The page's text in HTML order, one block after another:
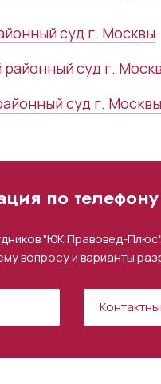
суд г. Москвы
районный суд г.
суд г. Москвы
по
"ЮК Правовед-
вопросу и варианты